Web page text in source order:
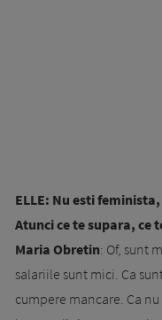
ELLE: Nu esti
Atunci ce te supara, ce
Maria Obretin: Of, sunt
salariile sunt mici. Ca
cumpere mancare. Ca